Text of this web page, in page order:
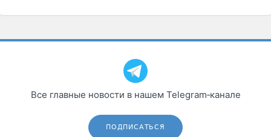
Все главные новости в нашем Telegram‑канале
ПОДПИСАТЬСЯ